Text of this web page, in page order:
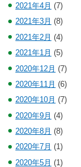
2021年4月 (7)
2021年3月 (8)
2021年2月 (4)
2021年1月 (5)
2020年12月 (7)
2020年11月 (6)
2020年10月 (7)
2020年9月 (4)
2020年8月 (8)
2020年7月 (1)
2020年5月 (1)